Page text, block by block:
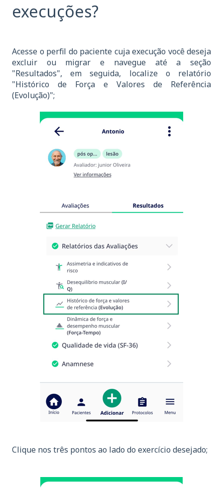
execuções?
Acesse o perfil do paciente cuja execução você deseja
excluir ou migrar e navegue até a seção
"Resultados", em seguida, localize o relatório
"Histórico de Força e Valores de Referência
(Evolução)";
Clique nos três pontos ao lado do exercício desejado;